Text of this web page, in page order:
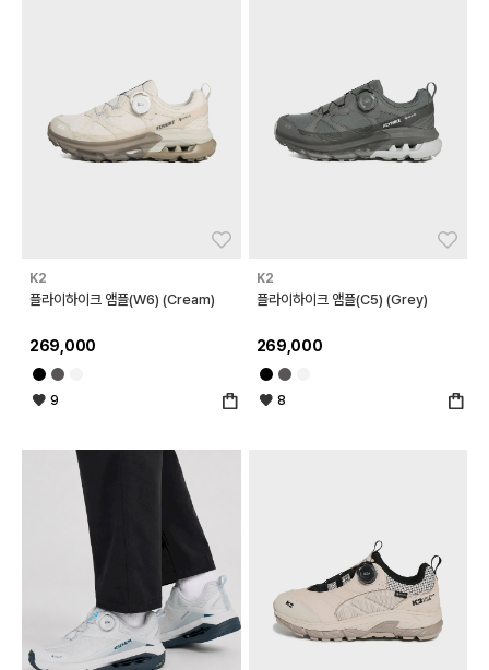
K2
플라이하이크 앰플(W6) (Cream)
269,000
9
K2
플라이하이크 앰플(C5) (Grey)
269,000
8